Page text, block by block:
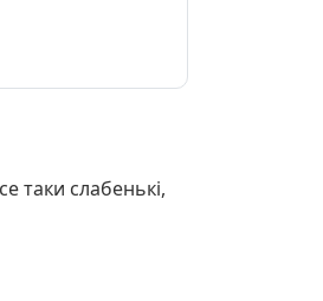
таки слабенькі,